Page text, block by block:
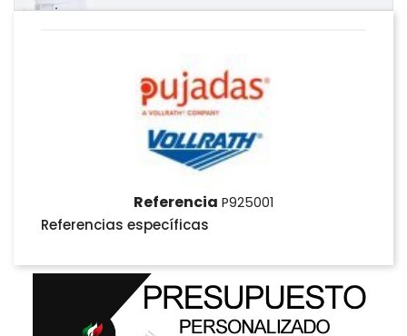
Referencia P925001
Referencias específicas